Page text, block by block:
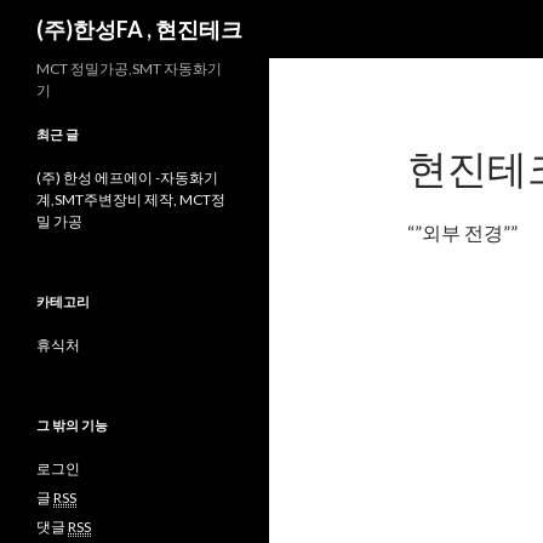
(주)한성FA , 현진테크
현진테
“”외부 전경””
MCT 정밀가공,SMT 자동화기
기
최근 글
(주) 한성 에프에이 -자동화기
계,SMT주변장비 제작, MCT정
밀 가공
카테고리
휴식처
그 밖의 기능
로그인
글 RSS
댓글 RSS